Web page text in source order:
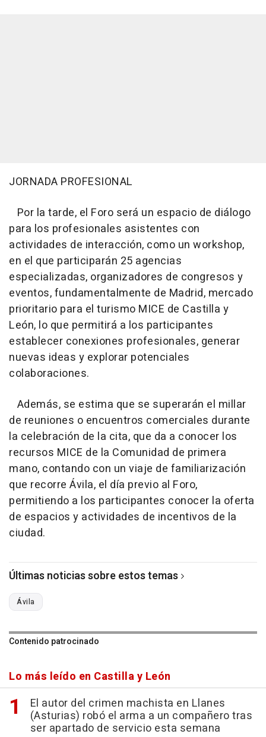
JORNADA PROFESIONAL
Por la tarde, el Foro será un espacio de diálogo
para los profesionales asistentes con
actividades de interacción, como un workshop,
en el que participarán 25 agencias
especializadas, organizadores de congresos y
eventos, fundamentalmente de Madrid, mercado
prioritario para el turismo MICE de Castilla y
León, lo que permitirá a los participantes
establecer conexiones profesionales, generar
nuevas ideas y explorar potenciales
colaboraciones.
Además, se estima que se superarán el millar
de reuniones o encuentros comerciales durante
la celebración de la cita, que da a conocer los
recursos MICE de la Comunidad de primera
mano, contando con un viaje de familiarización
que recorre Ávila, el día previo al Foro,
permitiendo a los participantes conocer la oferta
de espacios y actividades de incentivos de la
ciudad.
Últimas noticias sobre estos temas
Ávila
Contenido patrocinado
Lo más leído en Castilla y León
El autor del crimen machista en Llanes
(Asturias) robó el arma a un compañero tras
ser apartado de servicio esta semana